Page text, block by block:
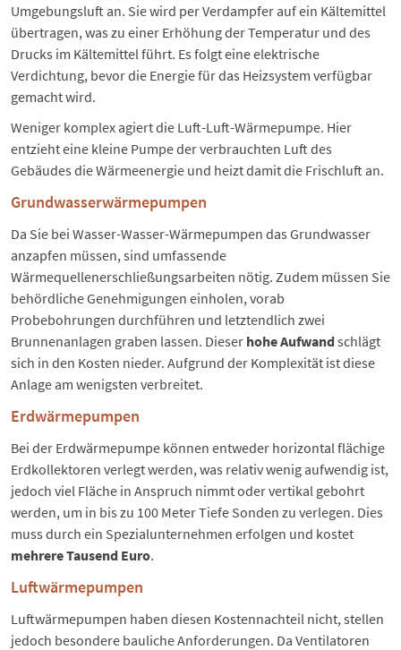
Umgebungsluft an. Sie wird per Verdampfer auf ein Kältemittel
übertragen, was zu einer Erhöhung der Temperatur und des
Drucks im Kältemittel führt. Es folgt eine elektrische
Verdichtung, bevor die Energie für das Heizsystem verfügbar
gemacht wird.
Weniger komplex agiert die Luft-Luft-Wärmepumpe. Hier
entzieht eine kleine Pumpe der verbrauchten Luft des
Gebäudes die Wärmeenergie und heizt damit die Frischluft an.
Grundwasserwärmepumpen
Da Sie bei Wasser-Wasser-Wärmepumpen das Grundwasser
anzapfen müssen, sind umfassende
Wärmequellenerschließungsarbeiten nötig. Zudem müssen Sie
behördliche Genehmigungen einholen, vorab
Probebohrungen durchführen und letztendlich zwei
Brunnenanlagen graben lassen. Dieser hohe Aufwandschlägt
sich in den Kosten nieder. Aufgrund der Komplexität ist diese
Anlage am wenigsten verbreitet.
Erdwärmepumpen
Bei der Erdwärmepumpe können entweder horizontal flächige
Erdkollektoren verlegt werden, was relativ wenig aufwendig ist,
jedoch viel Fläche in Anspruch nimmt oder vertikal gebohrt
werden, um in bis zu 100 Meter Tiefe Sonden zu verlegen. Dies
muss durch ein Spezialunternehmen erfolgen und kostet
mehrere Tausend Euro.
Luftwärmepumpen
Luftwärmepumpen haben diesen Kostennachteil nicht, stellen
jedoch besondere bauliche Anforderungen. Da Ventilatoren